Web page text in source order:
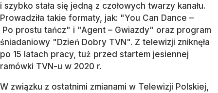
i szybko stała się jedną z czołowych twarzy kanału.
Prowadziła takie formaty, jak: "You Can Dance –
Po prostu tańcz" i "Agent – Gwiazdy" oraz program
śniadaniowy "Dzień Dobry TVN". Z telewizji zniknęła
po 15 latach pracy, tuż przed startem jesiennej
ramówki TVN-u w 2020 r.
W związku z ostatnimi zmianami w Telewizji Polskiej,